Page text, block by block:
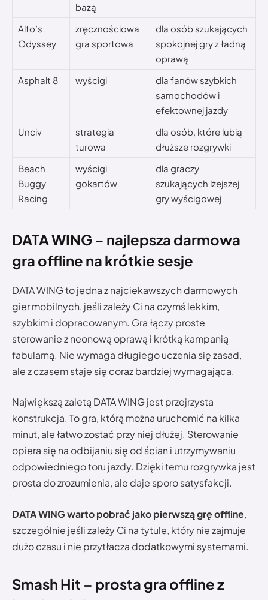
bazą
Alto’s
Odyssey
zręcznościowa
gra sportowa
dla osób szukających
spokojnej gry z ładną
oprawą
Asphalt 8
wyścigi
dla fanów szybkich
samochodów i
efektownej jazdy
Unciv
strategia
turowa
dla osób, które lubią
dłuższe rozgrywki
Beach
Buggy
Racing
wyścigi
gokartów
dla graczy
szukających lżejszej
gry wyścigowej
DATA WING – najlepsza darmowa
gra offline na krótkie sesje
DATA WING to jedna z najciekawszych darmowych
gier mobilnych, jeśli zależy Ci na czymś lekkim,
szybkim i dopracowanym. Gra łączy proste
sterowanie z neonową oprawą i krótką kampanią
fabularną. Nie wymaga długiego uczenia się zasad,
ale z czasem staje się coraz bardziej wymagająca.
Największą zaletą DATA WING jest przejrzysta
konstrukcja. To gra, którą można uruchomić na kilka
minut, ale łatwo zostać przy niej dłużej. Sterowanie
opiera się na odbijaniu się od ścian i utrzymywaniu
odpowiedniego toru jazdy. Dzięki temu rozgrywka jest
prosta do zrozumienia, ale daje sporo satysfakcji.
DATA WING warto pobrać jako pierwszą grę offline,
szczególnie jeśli zależy Ci na tytule, który nie zajmuje
dużo czasu i nie przytłacza dodatkowymi systemami.
Smash Hit – prosta gra offline z